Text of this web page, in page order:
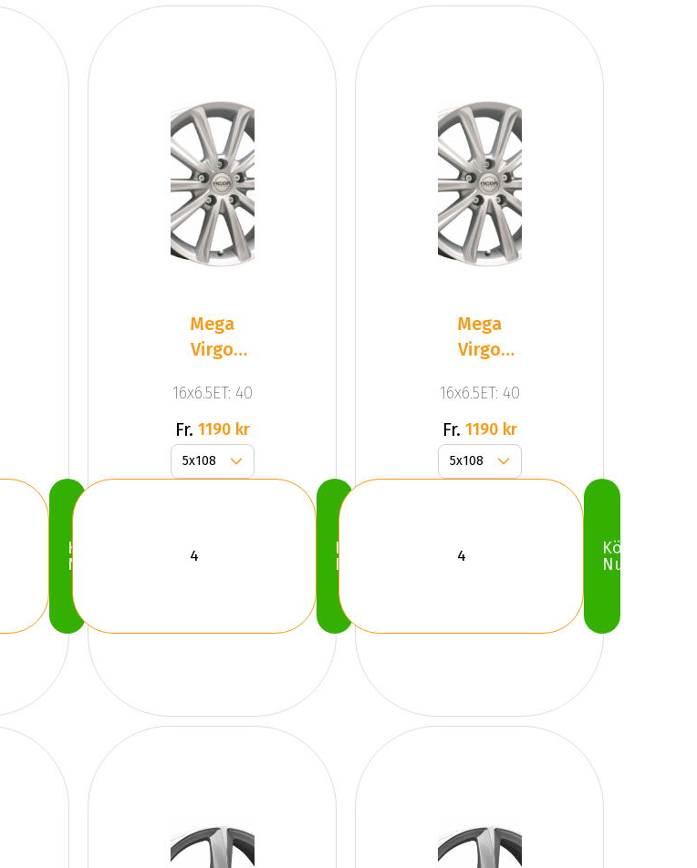
Köp
Nu
Mega
Virgo
16x6.5ET: 40
Fr. 1190 kr
Köp
Nu
Mega
Virgo
16x6.5ET: 40
Fr. 1190 kr
Köp
Nu